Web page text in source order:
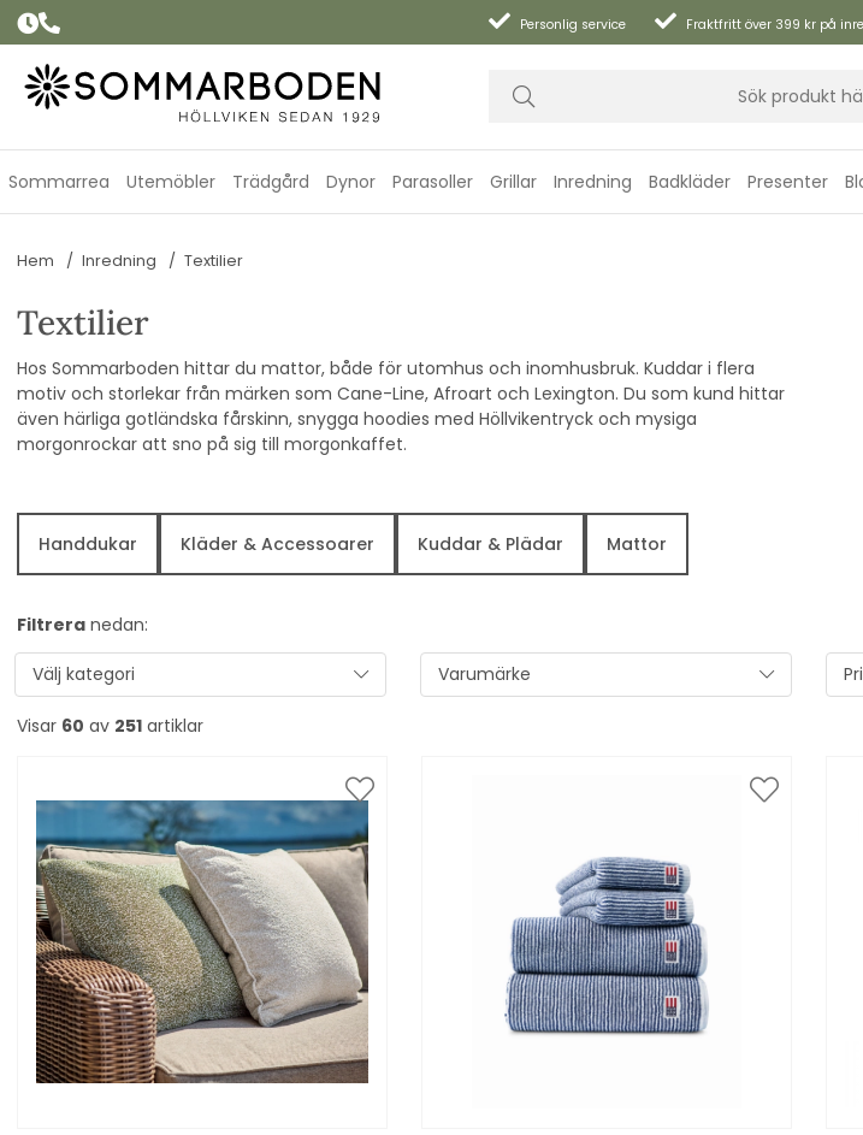
Personlig service Fraktfritt över 399 kr på
Sommarrea Utemöbler Trädgård Dynor Parasoller Grillar Inredning Badkläder Presenter
Hem Inredning Textilier
Textilier
Hos Sommarboden hittar du mattor, både för utomhus och inomhusbruk. Kuddar i flera
motiv och storlekar från märken som Cane-Line, Afroart och Lexington. Du som kund hittar
även härliga gotländska fårskinn, snygga hoodies med Höllvikentryck och mysiga
morgonrockar att sno på sig till morgonkaffet.
Handdukar Kläder & Accessoarer Kuddar & Plädar Mattor
Filtrera nedan:
Välj kategori Varumärke
Visar 60 av 251 artiklar